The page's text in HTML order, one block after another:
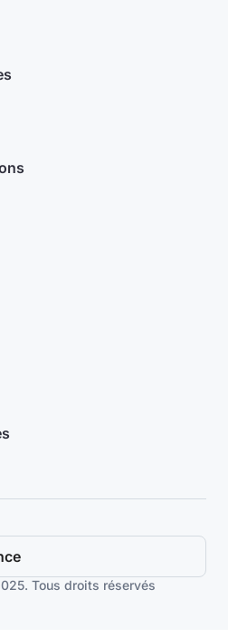
Tous droits réservés